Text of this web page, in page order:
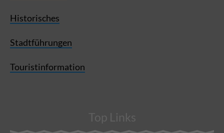
Historisches
Stadtführungen
Touristinformation
Top Links